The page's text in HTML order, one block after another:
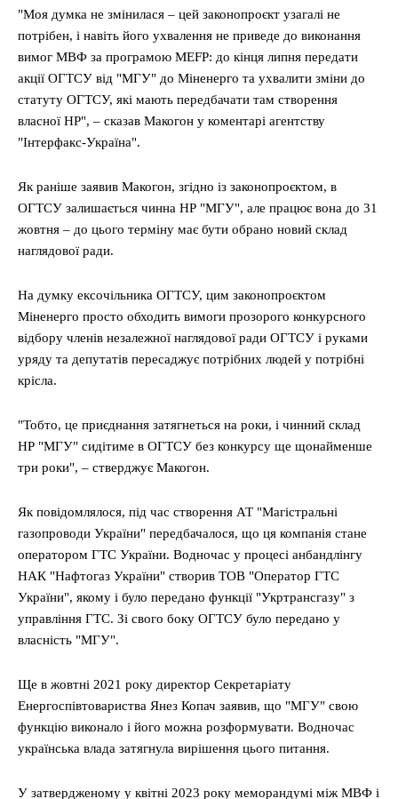
"Моя думка не змінилася – цей законопроєкт узагалі не
потрібен, і навіть його ухвалення не приведе до виконання
вимог МВФ за програмою MEFP: до кінця липня передати
акції ОГТСУ від "МГУ" до Міненерго та ухвалити зміни до
статуту ОГТСУ, які мають передбачати там створення
власної НР", – сказав Макогон у коментарі агентству
"Інтерфакс-Україна".
Як раніше заявив Макогон, згідно із законопроєктом, в
ОГТСУ залишається чинна НР "МГУ", але працює вона до 31
жовтня – до цього терміну має бути обрано новий склад
наглядової ради.
На думку ексочільника ОГТСУ, цим законопроєктом
Міненерго просто обходить вимоги прозорого конкурсного
відбору членів незалежної наглядової ради ОГТСУ і руками
уряду та депутатів пересаджує потрібних людей у потрібні
крісла.
"Тобто, це приєднання затягнеться на роки, і чинний склад
НР "МГУ" сидітиме в ОГТСУ без конкурсу ще щонайменше
три роки", – стверджує Макогон.
Як повідомлялося, під час створення АТ "Магістральні
газопроводи України" передбачалося, що ця компанія стане
оператором ГТС України. Водночас у процесі анбандлінгу
НАК "Нафтогаз України" створив ТОВ "Оператор ГТС
України", якому і було передано функції "Укртрансгазу" з
управління ГТС. Зі свого боку ОГТСУ було передано у
власність "МГУ".
Ще в жовтні 2021 року директор Секретаріату
Енергоспівтовариства Янез Копач заявив, що "МГУ" свою
функцію виконало і його можна розформувати. Водночас
українська влада затягнула вирішення цього питання.
У затвердженому у квітні 2023 року меморандумі між МВФ і